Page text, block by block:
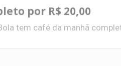
por R$ 20,00
tem café da manhã